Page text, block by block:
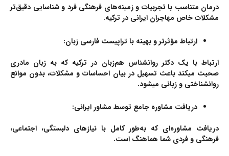
درمان متناسب با تجربیات و زمینه‌های فرهنگی فرد و شناسایی دقیق‌تر
مشکلات خاص مهاجران ایرانی در ترکیه.
ارتباط مؤثرتر و بهینه با تراپیست فارسی زبان:
ارتباط با یک دکتر روانشناس هم‌زبان در ترکیه که به زبان مادری
صحبت میکند باعث تسهیل در بیان احساسات و مشکلات، بدون موانع
روانشناختی و زبانی میشود.
دریافت مشاوره جامع توسط مشاور ایرانی:
دریافت مشاوره‌ای که به‌طور کامل با نیازهای دلبستگی، اجتماعی،
فرهنگی و فردی شما هماهنگ است.